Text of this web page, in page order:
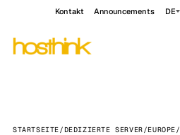
Kontakt Announcements DE
STARTSEITE/DEDIZIERTE SERVER/EUROPE/